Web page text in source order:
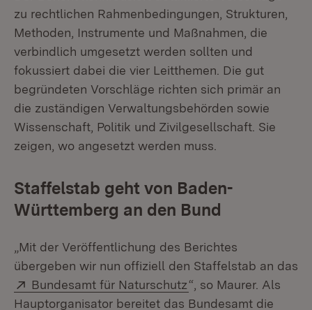
zu rechtlichen Rahmenbedingungen, Strukturen,
Methoden, Instrumente und Maßnahmen, die
verbindlich umgesetzt werden sollten und
fokussiert dabei die vier Leitthemen. Die gut
begründeten Vorschläge richten sich primär an
die zuständigen Verwaltungsbehörden sowie
Wissenschaft, Politik und Zivilgesellschaft. Sie
zeigen, wo angesetzt werden muss.
Staffelstab geht von Baden-
Württemberg an den Bund
„Mit der Veröffentlichung des Berichtes
übergeben wir nun offiziell den Staffelstab an das
Extern:
Bundesamt für Naturschutz(Öffnet in neuem
“, so Maurer. Als
Hauptorganisator bereitet das Bundesamt die